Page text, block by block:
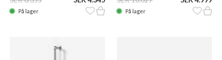
På lager På lager